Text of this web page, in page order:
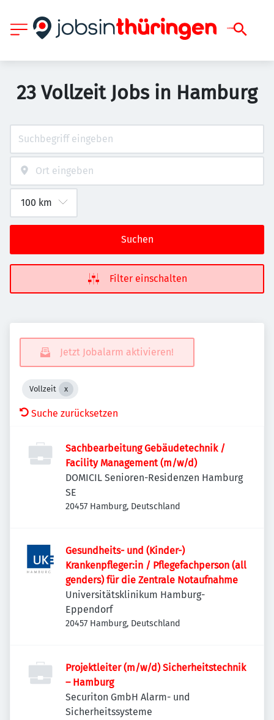
23 Vollzeit Jobs in Hamburg
Suchen
Filter einschalten
Jetzt Jobalarm aktivieren!
Vollzeit
Suche zurücksetzen
Sachbearbeitung Gebäudetechnik /
Facility Management (m/w/d)
DOMICIL Senioren-Residenzen Hamburg
SE
20457 Hamburg, Deutschland
Gesundheits- und (Kinder-)
Krankenpfleger:in / Pflegefachperson (all
genders) für die Zentrale Notaufnahme
Universitätsklinikum Hamburg-
Eppendorf
20457 Hamburg, Deutschland
Projektleiter (m/w/d) Sicherheitstechnik
– Hamburg
Securiton GmbH Alarm- und
Sicherheitssysteme